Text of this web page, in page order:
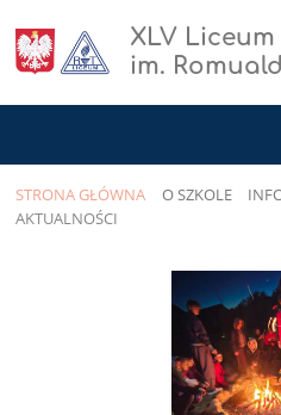
XLV
im.
STRONA GŁÓWNA O SZKOLE
AKTUALNOŚCI